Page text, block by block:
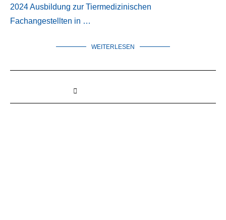
2024 Ausbildung zur Tiermedizinischen
Fachangestellten in …
WEITERLESEN